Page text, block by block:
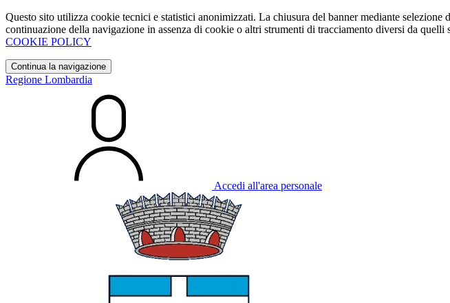
Questo sito utilizza cookie tecnici e statistici anonimizzati. La chiusura del banner mediante
continuazione della navigazione in assenza di cookie o altri strumenti di tracciamento diversi da quelli
COOKIE POLICY
Continua la navigazione
Regione Lombardia
Accedi all'area personale